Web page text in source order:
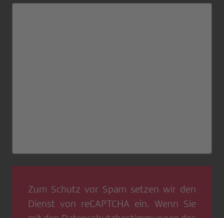
Zum Schutz vor Spam setzen wir den
Dienst von reCAPTCHA ein. Wenn Sie